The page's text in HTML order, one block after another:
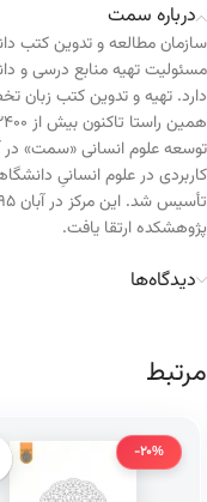
درباره سمت
سازمان مطالعه و تدوین کتب
مسئولیت تهیه منابع درسی و
دارد. تهیه و تدوین کتب زبان
کاربردی در علوم انسانیِ
پژوهشکده ارتقا یافت.
دیدگاه‌ها
مرتبط
-20%